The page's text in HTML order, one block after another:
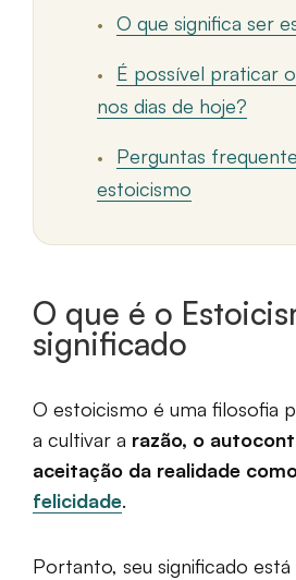
O que significa ser
É possível praticar
nos dias de hoje?
Perguntas
estoicismo
O que é o
significado
O estoicismo é uma filosofia
a cultivar a razão, o
aceitação da realidade
felicidade.
Portanto, seu significado está